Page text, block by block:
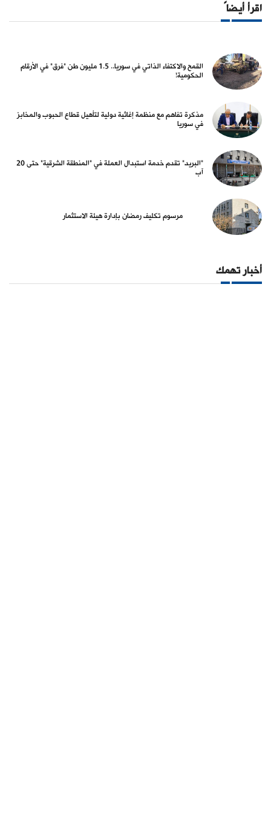
اقرأ أيضاً
القمح والاكتفاء الذاتي في سوريا.. 1.5 مليون طن "فرق" في الأرقام
الحكومية!
مذكرة تفاهم مع منظمة إغاثية دولية لتأهيل قطاع الحبوب والمخابز
في سوريا
"البريد" تقدم خدمة استبدال العملة في "المنطقة الشرقية" حتى 20
آب
مرسوم تكليف رمضان بإدارة هيئة الاستثمار
أخبار تهمك